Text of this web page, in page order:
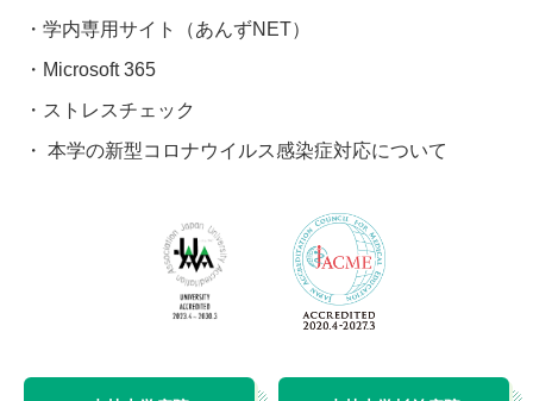
学内専用サイト（あんずNET）
Microsoft 365
ストレスチェック
本学の新型コロナウイルス感染症対応について